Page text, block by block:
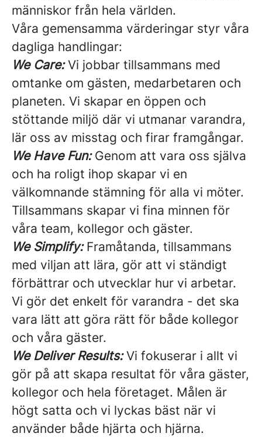
människor från hela världen.
Våra gemensamma värderingar styr våra
dagliga handlingar:
We Care:Vi jobbar tillsammans med
omtanke om gästen, medarbetaren och
planeten. Vi skapar en öppen och
stöttande miljö där vi utmanar varandra,
lär oss av misstag och firar framgångar.
We Have Fun:Genom att vara oss själva
och ha roligt ihop skapar vi en
välkomnande stämning för alla vi möter.
Tillsammans skapar vi fina minnen för
våra team, kollegor och gäster.
We Simplify:Framåtanda, tillsammans
med viljan att lära, gör att vi ständigt
förbättrar och utvecklar hur vi arbetar.
Vi gör det enkelt för varandra - det ska
vara lätt att göra rätt för både kollegor
och våra gäster.
We Deliver Results:Vi fokuserar i allt vi
gör på att skapa resultat för våra gäster,
kollegor och hela företaget. Målen är
högt satta och vi lyckas bäst när vi
använder både hjärta och hjärna.